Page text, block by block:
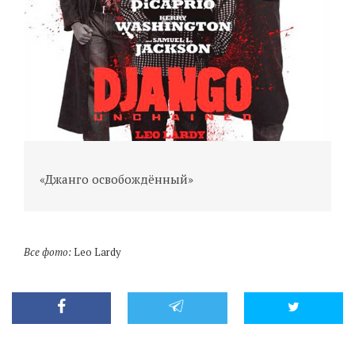
«Джанго освобождённый»
Все фото:Leo Lardy